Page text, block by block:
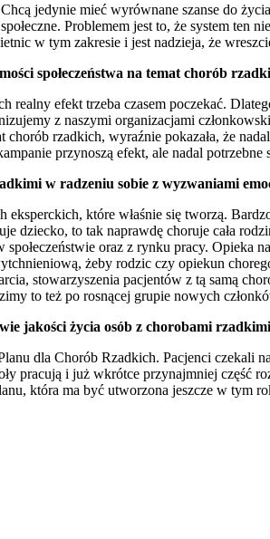
jedynie mieć wyrównane szanse do
Problemem jest to, że system
w tym zakresie i jest nadzieja, że
społeczeństwa na temat chorób
realny efekt trzeba czasem poczekać.
z naszymi organizacjami
rzadkich, wyraźnie pokazała, że
przynoszą efekt, ale nadal potrzebne
w radzeniu sobie z wyzwaniami
które właśnie się tworzą.
dziecko, to tak naprawdę choruje cała
oraz z rynku pracy. Opieka
żeby rodzic czy opiekun
stowarzyszenia pacjentów z tą samą
to też po rosnącej grupie nowych
jakości życia osób z chorobami
dla Chorób Rzadkich. Pacjenci czekali
pracują i już wkrótce przynajmniej
która ma być utworzona jeszcze w tym